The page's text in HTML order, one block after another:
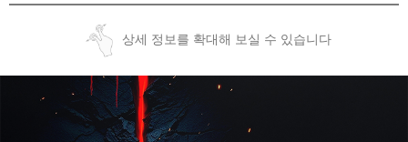
상세 정보를 확대해 보실 수 있습니다